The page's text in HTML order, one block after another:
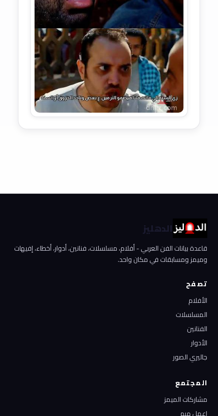
الدهليز
قاعدة بيانات الفن العربي - أفلام، مسلسلات، فنانين، أدوار، أخطاء، إفيهات
وميمز ومسابقات في مكان واحد.
تصفح
الأفلام
المسلسلات
الفنانين
الأدوار
جاليري الصور
المجتمع
مشاركات الميمز